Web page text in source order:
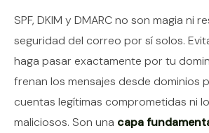
SPF, DKIM y DMARC no son magia ni
seguridad del correo por sí solos.
haga pasar exactamente por tu
frenan los mensajes desde dominios
cuentas legítimas comprometidas ni
maliciosos. Son una capa